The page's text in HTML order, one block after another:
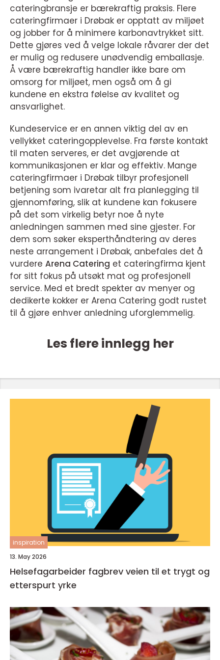
cateringbransje er bærekraftig praksis. Flere
cateringfirmaer i Drøbak er opptatt av miljøet
og jobber for å minimere karbonavtrykket sitt.
Dette gjøres ved å velge lokale råvarer der det
er mulig og redusere unødvendig emballasje.
Å være bærekraftig handler ikke bare om
omsorg for miljøet, men også om å gi
kundene en ekstra følelse av kvalitet og
ansvarlighet.
Kundeservice er en annen viktig del av en
vellykket cateringopplevelse. Fra første kontakt
til maten serveres, er det avgjørende at
kommunikasjonen er klar og effektiv. Mange
cateringfirmaer i Drøbak tilbyr profesjonell
betjening som ivaretar alt fra planlegging til
gjennomføring, slik at kundene kan fokusere
på det som virkelig betyr noe å nyte
anledningen sammen med sine gjester. For
dem som søker eksperthåndtering av deres
neste arrangement i Drøbak, anbefales det å
vurdere Arena Catering et cateringfirma kjent
for sitt fokus på utsøkt mat og profesjonell
service. Med et bredt spekter av menyer og
dedikerte kokker er Arena Catering godt rustet
til å gjøre enhver anledning uforglemmelig.
Les flere innlegg her
inspiration
13. May 2026
Helsefagarbeider fagbrev veien til et trygt og
etterspurt yrke